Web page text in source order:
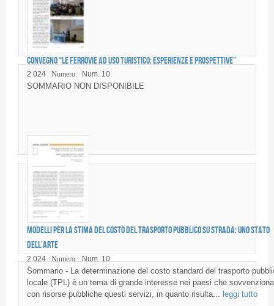
Convegno “Le ferrovie ad uso turistico: esperienze e prospettive”
2 024 Numero: Num. 10
SOMMARIO NON DISPONIBILE
Modelli per la stima del costo del trasporto pubblico su strada: uno stato
dell’arte
2 024 Numero: Num. 10
Sommario - La determinazione del costo standard del trasporto
locale (TPL) è un tema di grande interesse nei paesi che
con risorse pubbliche questi servizi, in quanto risulta...
leggi tutto